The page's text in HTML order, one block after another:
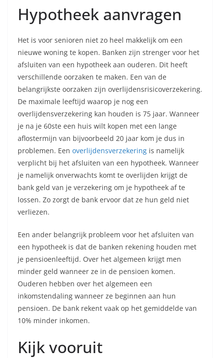
Hypotheek aanvragen
Het is voor senioren niet zo heel makkelijk om een
nieuwe woning te kopen. Banken zijn strenger voor het
afsluiten van een hypotheek aan ouderen. Dit heeft
verschillende oorzaken te maken. Een van de
belangrijkste oorzaken zijn overlijdensrisicoverzekering.
De maximale leeftijd waarop je nog een
overlijdensverzekering kan houden is 75 jaar. Wanneer
je na je 60ste een huis wilt kopen met een lange
aflostermijn van bijvoorbeeld 20 jaar kom je dus in
problemen. Een overlijdensverzekering is namelijk
verplicht bij het afsluiten van een hypotheek. Wanneer
je namelijk onverwachts komt te overlijden krijgt de
bank geld van je verzekering om je hypotheek af te
lossen. Zo zorgt de bank ervoor dat ze hun geld niet
verliezen.
Een ander belangrijk probleem voor het afsluiten van
een hypotheek is dat de banken rekening houden met
je pensioenleeftijd. Over het algemeen krijgt men
minder geld wanneer ze in de pensioen komen.
Ouderen hebben over het algemeen een
inkomstendaling wanneer ze beginnen aan hun
pensioen. De bank rekent vaak op het gemiddelde van
10% minder inkomen.
Kijk vooruit